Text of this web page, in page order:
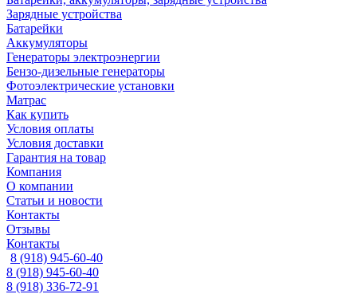
Зарядные устройства
Батарейки
Аккумуляторы
Генераторы электроэнергии
Бензо-дизельные генераторы
Фотоэлектрические установки
Матрас
Как купить
Условия оплаты
Условия доставки
Гарантия на товар
Компания
О компании
Статьи и новости
Контакты
Отзывы
Контакты
8 (918) 945-60-40
8 (918) 945-60-40
8 (918) 336-72-91